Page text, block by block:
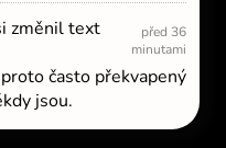
změnil text
před 36
minutami
často překvapený
jsou.